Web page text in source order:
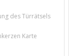
des Türrätsels
Karte